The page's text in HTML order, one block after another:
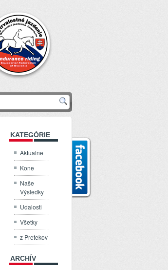
KATEGÓRIE
Aktualne
Kone
Naše
Výsledky
Udalosti
Všetky
z Pretekov
ARCHÍV